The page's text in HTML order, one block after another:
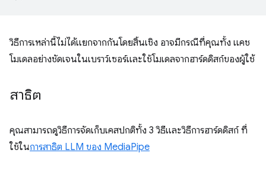
วิธีการเหล่านี้ไม่ได้แยกจากกันโดยสิ้นเชิง อาจมีกรณีที่คุณทั้ง แคช
โมเดลอย่างชัดเจนในเบราว์เซอร์และใช้โมเดลจากฮาร์ดดิสก์ของผู้ใช้
สาธิต
คุณสามารถดูวิธีการจัดเก็บเคสปกติทั้ง 3 วิธีและวิธีการฮาร์ดดิสก์ ที่
ใช้ในการสาธิต LLM ของ MediaPipe